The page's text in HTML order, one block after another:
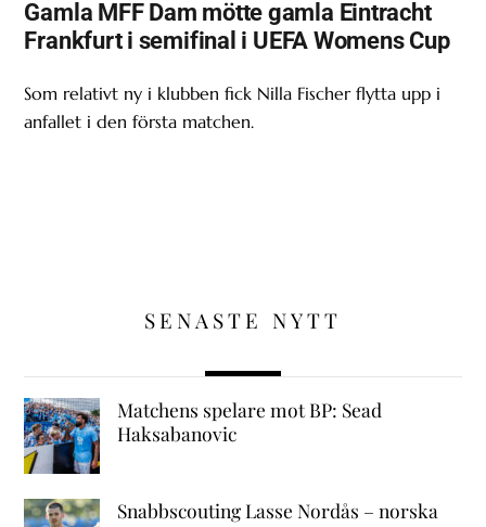
Gamla MFF Dam mötte gamla Eintracht
Frankfurt i semifinal i UEFA Womens Cup
Som relativt ny i klubben fick Nilla Fischer flytta upp i
anfallet i den första matchen.
SENASTE NYTT
Matchens spelare mot BP: Sead
Haksabanovic
Snabbscouting Lasse Nordås – norska